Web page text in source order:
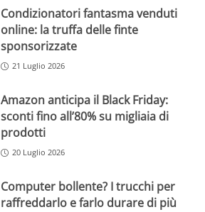
Condizionatori fantasma venduti
online: la truffa delle finte
sponsorizzate
21 Luglio 2026
Amazon anticipa il Black Friday:
sconti fino all’80% su migliaia di
prodotti
20 Luglio 2026
Computer bollente? I trucchi per
raffreddarlo e farlo durare di più